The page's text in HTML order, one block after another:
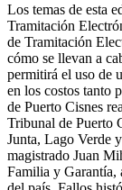
Los temas de esta
Tramitación
de Tramitación
cómo se llevan a
permitirá el uso de
en los costos tanto
de Puerto Cisnes
Tribunal de Puerto
Junta, Lago Verde
magistrado Juan
Familia y Garantía,